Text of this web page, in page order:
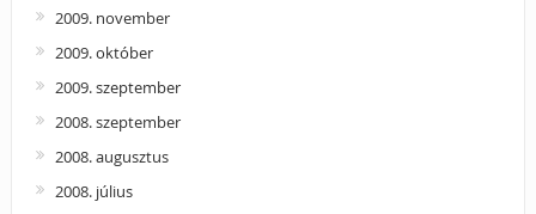
2009. november
2009. október
2009. szeptember
2008. szeptember
2008. augusztus
2008. július